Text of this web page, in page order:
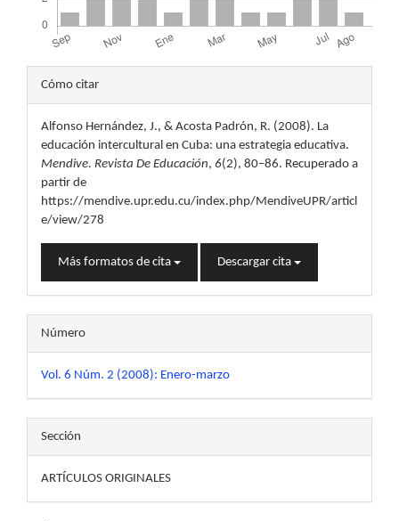
Detalles
del
artículo
Cómo citar
Alfonso Hernández, J., & Acosta Padrón, R. (2008). La
educación intercultural en Cuba: una estrategia educativa.
Mendive. Revista De Educación, 6(2), 80–86. Recuperado a
partir de
https://mendive.upr.edu.cu/index.php/MendiveUPR/articl
e/view/278
Más formatos de cita Descargar cita
Número
Vol. 6 Núm. 2 (2008): Enero-marzo
Sección
ARTÍCULOS ORIGINALES